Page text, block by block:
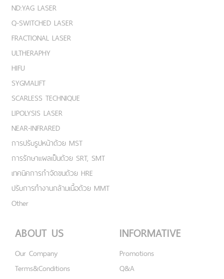
ND:YAG LASER
Q-SWITCHED LASER
FRACTIONAL LASER
ULTHERAPHY
HIFU
SYGMALIFT
SCARLESS TECHNIQUE
LIPOLYSIS LASER
NEAR-INFRARED
การปรับรูปหน้าด้วย MST
การรักษาแผลเป็นด้วย SRT, SMT
เทคนิคการกำจัดขนด้วย HRE
ปรับการทำงานกล้ามเนื้อด้วย MMT
Other
ABOUT US
Our Company
Terms&Conditions
INFORMATIVE
Promotions
Q&A